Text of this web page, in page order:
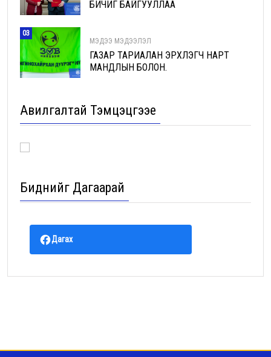
БИЧИГ БАЙГУУЛЛАА
03
МЭДЭЭ МЭДЭЭЛЭЛ
ГАЗАР ТАРИАЛАН ЭРХЛЭГЧ НАРТ
МАНДЛЫН БОЛОН.
Авилгалтай Тэмцэцгээе
Биднийг Дагаарай
Дагах